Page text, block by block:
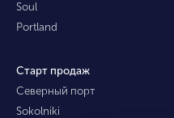
Soul
Portland
Старт продаж
Северный порт
Sokolniki